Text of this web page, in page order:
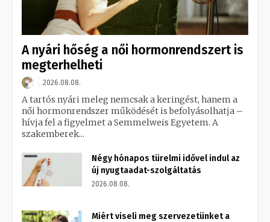
A nyári hőség a női hormonrendszert is
megterhelheti
2026.08.08.
A tartós nyári meleg nemcsak a keringést, hanem a
női hormonrendszer működését is befolyásolhatja –
hívja fel a figyelmet a Semmelweis Egyetem. A
szakemberek...
Négy hónapos türelmi idővel indul az
új nyugtaadat-szolgáltatás
2026.08.08.
Miért viseli meg szervezetünket a